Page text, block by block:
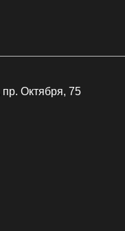
пр. Октября, 75